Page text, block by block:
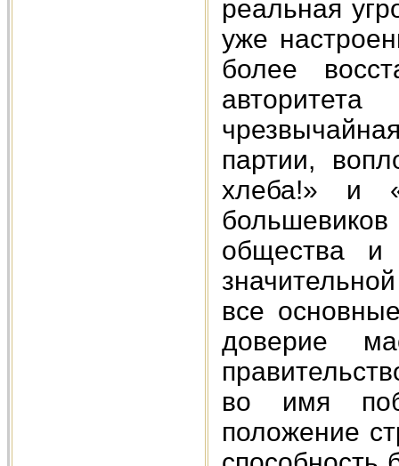
реальная
уже
более
партии,
хлеба!» и
общества и
все
доверие
во имя
положение